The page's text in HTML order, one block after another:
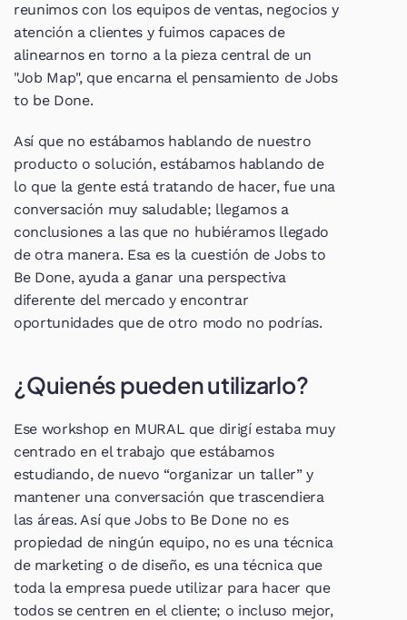
reunimos con los equipos de ventas, negocios y
atención a clientes y fuimos capaces de
alinearnos en torno a la pieza central de un
"Job Map", que encarna el pensamiento de Jobs
to be Done.
Así que no estábamos hablando de nuestro
producto o solución, estábamos hablando de
lo que la gente está tratando de hacer, fue una
conversación muy saludable; llegamos a
conclusiones a las que no hubiéramos llegado
de otra manera. Esa es la cuestión de Jobs to
Be Done, ayuda a ganar una perspectiva
diferente del mercado y encontrar
oportunidades que de otro modo no podrías.
¿Quienés pueden utilizarlo?
Ese workshop en MURAL que dirigí estaba muy
centrado en el trabajo que estábamos
estudiando, de nuevo “organizar un taller” y
mantener una conversación que trascendiera
las áreas. Así que Jobs to Be Done no es
propiedad de ningún equipo, no es una técnica
de marketing o de diseño, es una técnica que
toda la empresa puede utilizar para hacer que
todos se centren en el cliente; o incluso mejor,